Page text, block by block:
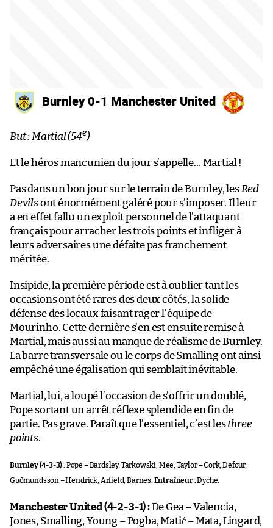
Burnley 0-1 Manchester United
But : Martial (54e)
Et le héros mancunien du jour s’appelle… Martial !
Pas dans un bon jour sur le terrain de Burnley, les Red
Devilsont énormément galéré pour s’imposer. Il leur
a en effet fallu un exploit personnel de l’attaquant
français pour arracher les trois points et infliger à
leurs adversaires une défaite pas franchement
méritée.
Insipide, la première période est à oublier tant les
occasions ont été rares des deux côtés, la solide
défense des locaux faisant rager l’équipe de
Mourinho. Cette dernière s’en est ensuite remise à
Martial, mais aussi au manque de réalisme de Burnley.
La barre transversale ou le corps de Smalling ont ainsi
empêché une égalisation qui semblait inévitable.
Martial, lui, a loupé l’occasion de s’offrir un doublé,
Pope sortant un arrêt réflexe splendide en fin de
partie. Pas grave. Paraît que l’essentiel, c’est lesthree
points.
Burnley (4-3-3) : Pope – Bardsley, Tarkowski, Mee, Taylor – Cork, Defour,
Guðmundsson – Hendrick, Arfield, Barnes. Entraîneur :Dyche.
Manchester United (4-2-3-1) :De Gea – Valencia,
Jones, Smalling, Young – Pogba, Matić – Mata, Lingard,